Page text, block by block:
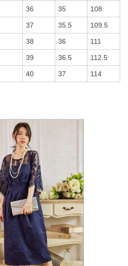
36 35 108
37 35.5 109.5
38 36 111
39 36.5 112.5
40 37 114